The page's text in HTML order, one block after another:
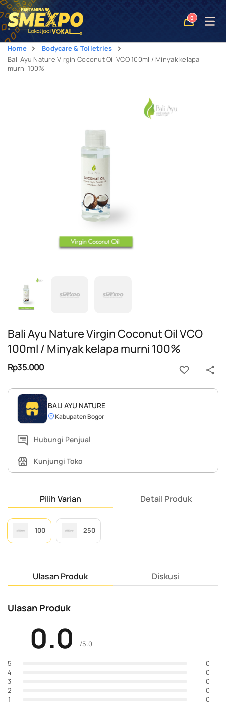
0
Open
Home
Bodycare & Toiletries
Bali Ayu Nature Virgin Coconut Oil VCO 100ml / Minyak kelapa
murni 100%
Bali Ayu Nature Virgin Coconut Oil VCO
100ml / Minyak kelapa murni 100%
Rp35.000
BALI AYU NATURE
Kabupaten Bogor
Hubungi Penjual
Kunjungi Toko
Pilih Varian Detail Produk
100 250
Ulasan Produk Diskusi
Ulasan Produk
0.0 /5.0
5
0
4
0
3
0
2
0
1
0